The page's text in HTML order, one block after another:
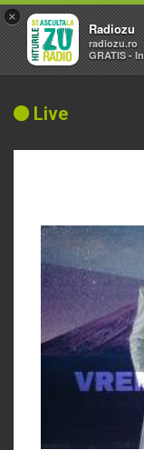
Live
×
Radiozu
radiozu.ro
GRATIS -